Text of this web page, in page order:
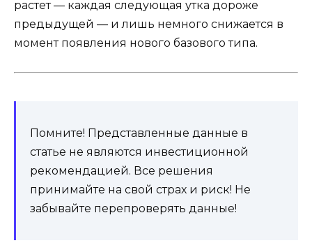
растет — каждая следующая утка дороже
предыдущей — и лишь немного снижается в
момент появления нового базового типа.
Помните! Представленные данные в
статье не являются инвестиционной
рекомендацией. Все решения
принимайте на свой страх и риск! Не
забывайте перепроверять данные!